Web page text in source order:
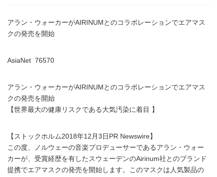
アラン・ウォーカーがAIRINUMとのコラボレーションでエアマス
クの発売を開始
AsiaNet 76570
アラン・ウォーカーがAIRINUMとのコラボレーションでエアマス
クの発売を開始
【世界最大の健康リスクである大気汚染に着目 】
【ストックホルム2018年12月3日PR Newswire】
この度、ノルウェーの音楽プロデューサーであるアラン・ウォー
カーが、受賞経歴を有したスウェーデンのAirinum社とのブランド
提携でエアマスクの発売を開始します。このマスクは人気製品の